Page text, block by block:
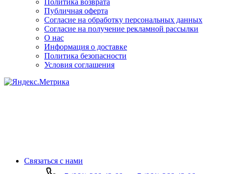
Публичная оферта
Согласие на обработку персональных данных
Согласие на получение рекламной рассылки
О нас
Информация о доставке
Политика безопасности
Условия соглашения
Связаться с нами